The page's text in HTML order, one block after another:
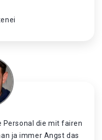
Personal die mit fairen
ja immer Angst das